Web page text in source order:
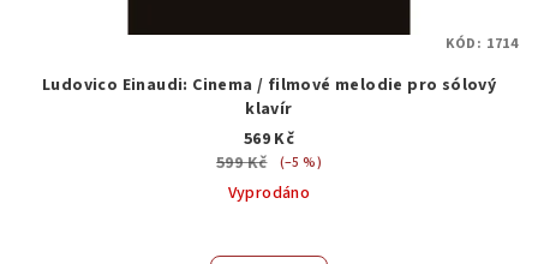
Ludovico Einaudi: Cinema / filmové melodie pro sólový
klavír
569 Kč
599 Kč
(–5 %)
Vyprodáno
KÓD: 1714